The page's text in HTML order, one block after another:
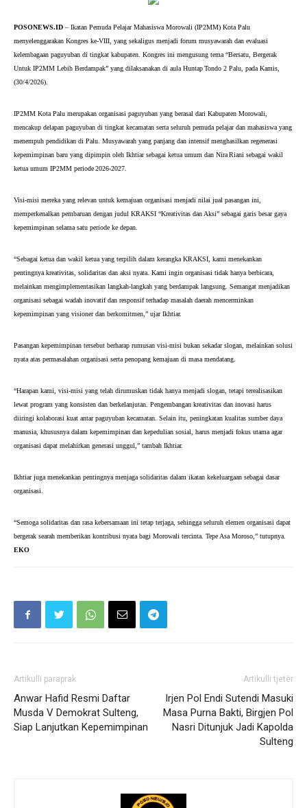
POSONEWS.ID – Ikatan Pemuda Pelajar Mahasiswa Morowali (IP2MM) Kota Palu
menyelenggarakan Kongres ke‑VIII, yang sekaligus menjadi forum musyawarah dan evaluasi
kelembagaan paguyuban di tingkat kabupaten. Kongres ini mengusung tema “Bersatu, Bergerak
Untuk IP2MM Lebih Berdampak” yang dilaksanakan di aula Huntap Tondo 2 Palu, pada Kamis,
(30/4/2026).
IP2MM Kota Palu merupakan organisasi paguyuban yang berasal dari Kabupaten Morowali,
mencakup delapan paguyuban di tingkat kecamatan serta seluruh pemuda pelajar dan mahasiswa yang
menempuh pendidikan di Palu. Musyawarah yang panjang dan intensif menghasilkan regenerasi
kepemimpinan baru yang dipimpin oleh Ikhtiar sebagai ketua umum dan Nira Riani sebagai wakil
ketua umum IP2MM periode 2026‑2027.
Visi‑misi mereka yang relevan untuk kemajuan organisasi menjadi nilai jual pasangan ini,
memperkenalkan pembaruan dengan judul KRAKSI “Kreativitas dan Aksi” sebagai garis besar gaya
kepemimpinan selama satu periode ke depan.
“Sebagai ketua dan wakil ketua yang terpilih dalam kerangka KRAKSI, kami menekankan
pentingnya kreativitas, solidaritas dan aksi nyata. Kami ingin organisasi tidak hanya berbicara,
melainkan mengimplementasikan langkah‑langkah yang berdampak langsung. Semangat menjadikan
organisasi sebagai wadah inovatif dan responsif terhadap masalah daerah mencerminkan
kepemimpinan yang visioner dan berkomitmen,” ujar Ikhtiar.
Pasangan kepemimpinan tersebut berharap rumusan visi‑misi bukan sekadar slogan, melainkan solusi
nyata atas permasalahan organisasi serta penopang kemajuan di masa mendatang.
“Harapan kami, visi‑misi yang telah dirumuskan tidak hanya menjadi slogan, tetapi terealisasikan
lewat program yang konsisten dan berkelanjutan. Pengembangan kreativitas dan inovasi harus
diiringi kolaborasi kuat antar paguyuban kecamatan. Selain itu, peningkatan kualitas sumber daya
manusia, khususnya dalam kepemimpinan dan kepedulian sosial, harus menjadi fokus utama agar
organisasi dapat melahirkan generasi unggul,” tambah Ikhtiar.
Ikhtiar juga menekankan pentingnya menjaga solidaritas dalam ikatan kekeluargaan sebagai dasar
organisasi.
“Semoga solidaritas dan rasa kebersamaan ini tetap terjaga, sehingga seluruh elemen organisasi dapat
EKO
Artikulli paraprak
Anwar Hafid Resmi Daftar
Musda V Demokrat Sulteng,
Siap Lanjutkan Kepemimpinan
Artikulli tjetër
Irjen Pol Endi Sutendi Masuki
Masa Purna Bakti, Birgjen Pol
Nasri Ditunjuk Jadi Kapolda
Sulteng